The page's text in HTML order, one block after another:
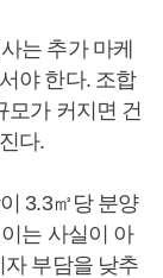
는 추가 마케
야 한다. 조합
모가 커지면 건
다.
3.3㎡당 분양
는 사실이 아
자 부담을 낮추